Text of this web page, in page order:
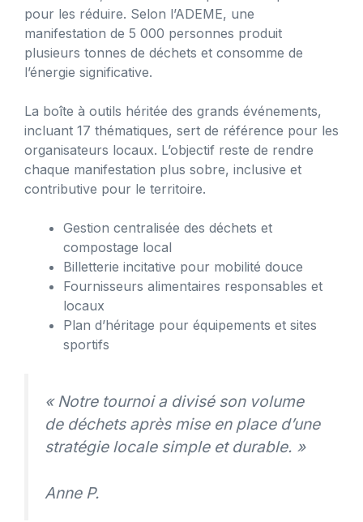
pour les réduire. Selon l’ADEME, une
manifestation de 5 000 personnes produit
plusieurs tonnes de déchets et consomme de
l’énergie significative.
La boîte à outils héritée des grands événements,
incluant 17 thématiques, sert de référence pour les
organisateurs locaux. L’objectif reste de rendre
chaque manifestation plus sobre, inclusive et
contributive pour le territoire.
Gestion centralisée des déchets et
compostage local
Billetterie incitative pour mobilité douce
Fournisseurs alimentaires responsables et
locaux
Plan d’héritage pour équipements et sites
sportifs
« Notre tournoi a divisé son volume
de déchets après mise en place d’une
stratégie locale simple et durable. »
Anne P.